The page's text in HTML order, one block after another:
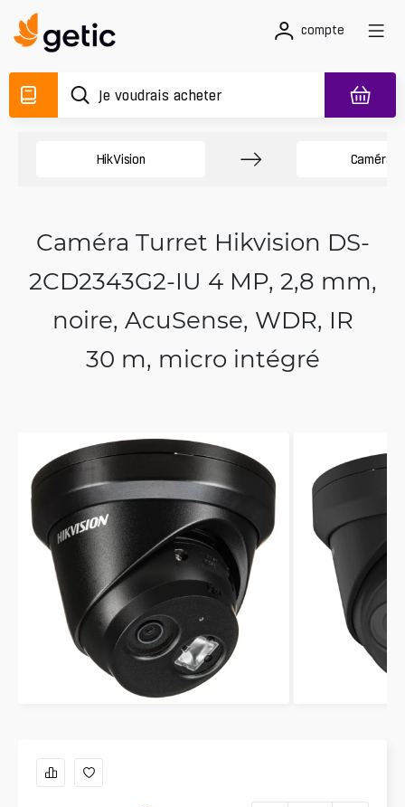
compte
HikVision Caméras
Caméra Turret Hikvision DS-
2CD2343G2-IU 4 MP, 2,8 mm,
noire, AcuSense, WDR, IR
30 m, micro intégré